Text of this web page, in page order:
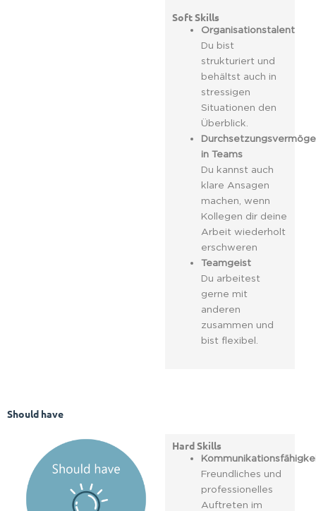
Soft Skills
Organisationstalent
Du bist
strukturiert und
behältst auch in
stressigen
Situationen den
Überblick.
in Teams
Du kannst auch
klare Ansagen
machen, wenn
Kollegen dir deine
Arbeit wiederholt
erschweren
Teamgeist
Du arbeitest
gerne mit
anderen
zusammen und
bist flexibel.
Should have
Hard Skills
Freundliches und
professionelles
Auftreten im